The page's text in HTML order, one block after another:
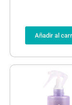
Añadir al